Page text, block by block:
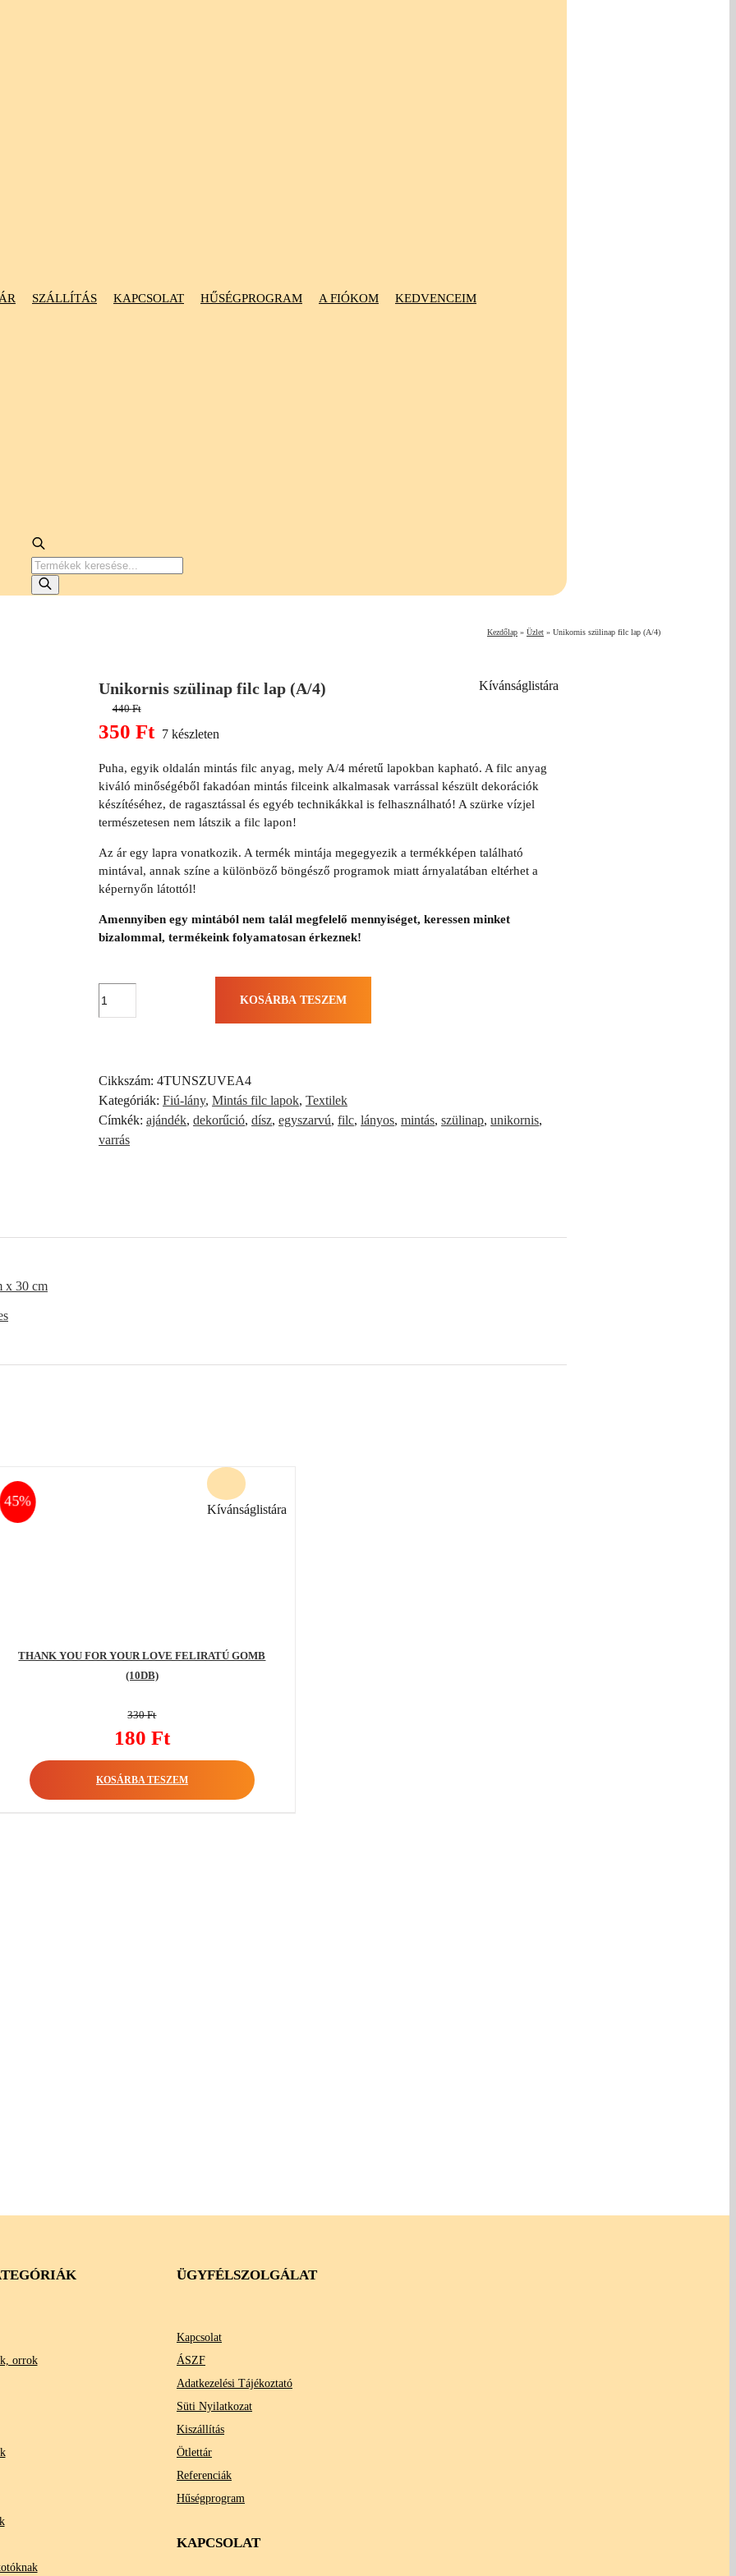
SZÁLLÍTÁS KAPCSOLAT HŰSÉGPROGRAM A FIÓKOM KEDVENCEIM
PRODUCTS
SEARCH
Kezdőlap » Üzlet » Unikornis szülinap filc lap (A/4)
Unikornis szülinap filc lap (A/4)
440Ft
Original
was:
440 Ft.
350 Ft
price
is:
350 Ft.
7 készleten
Puha, egyik oldalán mintás filc anyag, mely A/4 méretű lapokban kapható. A filc anyag
kiváló minőségéből fakadóan mintás filceink alkalmasak varrással készült dekorációk
készítéséhez, de ragasztással és egyéb technikákkal is felhasználható! A szürke vízjel
természetesen nem látszik a filc lapon!
Az ár egy lapra vonatkozik. A termék mintája megegyezik a termékképen található
mintával, annak színe a különböző böngésző programok miatt árnyalatában eltérhet a
képernyőn látottól!
Amennyiben egy mintából nem talál megfelelő mennyiséget, keressen minket
bizalommal, termékeink folyamatosan érkeznek!
KOSÁRBA TESZEM
Kívánságlistára
Cikkszám: 4TUNSZUVEA4
Kategóriák: Fiú-lány, Mintás filc lapok, Textilek
Címkék: ajándék, dekorűció, dísz, egyszarvú, filc, lányos, mintás, szülinap, unikornis,
varrás
x 30 cm
45%
THANK YOU FOR YOUR LOVE FELIRATÚ GOMB
(10DB)
330Ft
Original
was:
180 Ft
Current
price
is:
KOSÁRBA TESZEM
Kívánságlistára
orrok
ÜGYFÉLSZOLGÁLAT
Kapcsolat
ÁSZF
Adatkezelési Tájékoztató
Süti Nyilatkozat
Kiszállítás
Ötlettár
Referenciák
Hűségprogram
KAPCSOLAT